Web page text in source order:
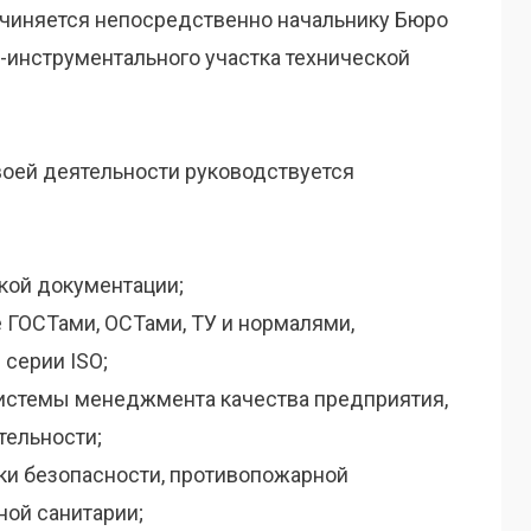
непосредственно начальнику Бюро
участка технической
деятельности руководствуется
документации;
ОСТами, ТУ и нормалями,
ISO;
менеджмента качества предприятия,
безопасности, противопожарной
санитарии;